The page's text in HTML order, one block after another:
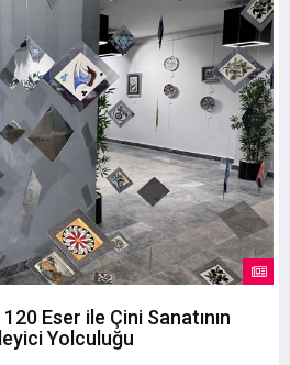
Eser ile Çini Sanatının
Yolculuğu